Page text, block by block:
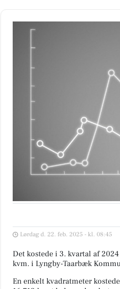
Lørdag d. 22. feb. 2025 - kl. 08:45
Det kostede i 3. kvartal af
kvm. i Lyngby-Taarbæk
En enkelt kvadratmeter